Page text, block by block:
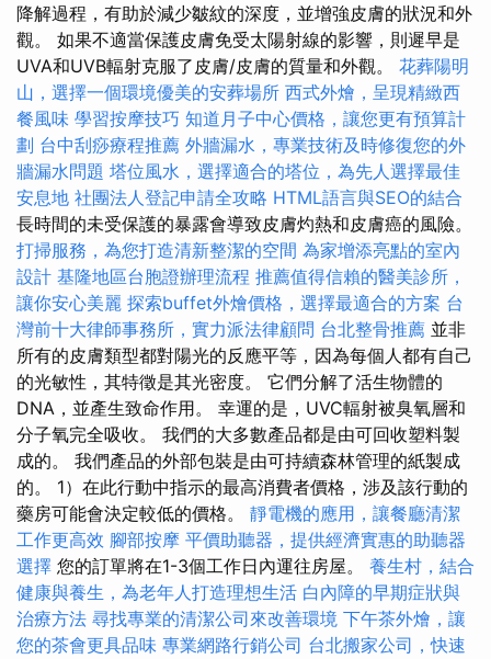
降解過程，有助於減少皺紋的深度，並增強皮膚的狀況和外
觀。 如果不適當保護皮膚免受太陽射線的影響，則遲早是
UVA和UVB輻射克服了皮膚/皮膚的質量和外觀。 花葬陽明
山，選擇一個環境優美的安葬場所 西式外燴，呈現精緻西
餐風味 學習按摩技巧 知道月子中心價格，讓您更有預算計
劃 台中刮痧療程推薦 外牆漏水，專業技術及時修復您的外
牆漏水問題 塔位風水，選擇適合的塔位，為先人選擇最佳
安息地 社團法人登記申請全攻略 HTML語言與SEO的結合
長時間的未受保護的暴露會導致皮膚灼熱和皮膚癌的風險。
打掃服務，為您打造清新整潔的空間 為家增添亮點的室內
設計 基隆地區台胞證辦理流程 推薦值得信賴的醫美診所，
讓你安心美麗 探索buffet外燴價格，選擇最適合的方案 台
灣前十大律師事務所，實力派法律顧問 台北整骨推薦 並非
所有的皮膚類型都對陽光的反應平等，因為每個人都有自己
的光敏性​​，其特徵是其光密度。 它們分解了活生物體的
DNA，並產生致命作用。 幸運的是，UVC輻射被臭氧層和
分子氧完全吸收。 我們的大多數產品都是由可回收塑料製
成的。 我們產品的外部包裝是由可持續森林管理的紙製成
的。 1）在此行動中指示的最高消費者價格，涉及該行動的
藥房可能會決定較低的價格。 靜電機的應用，讓餐廳清潔
工作更高效 腳部按摩 平價助聽器，提供經濟實惠的助聽器
選擇 您的訂單將在1-3個工作日內運往房屋。 養生村，結合
健康與養生，為老年人打造理想生活 白內障的早期症狀與
治療方法 尋找專業的清潔公司來改善環境 下午茶外燴，讓
您的茶會更具品味 專業網路行銷公司 台北搬家公司，快速